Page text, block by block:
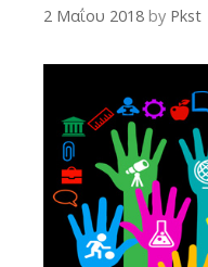
2 Μαΐου 2018 by Pkst